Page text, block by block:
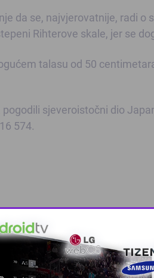
da se, najvjerovatnije, radi o
Rihterove skale, jer se
talasu od 50
sjeveroistočni dio
574.